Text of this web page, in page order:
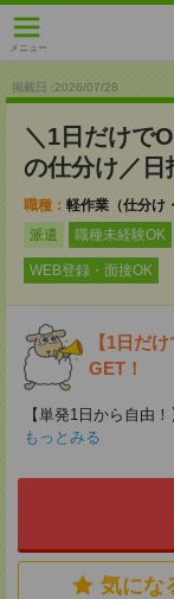
メニュー
掲載日 :2026/07/28
＼1日だけで
の仕分け／日
職種： 軽作業（仕分け
派遣
職種未経験OK
WEB登録・面接OK
【1日だ
GET！
【単発1日から自由
もっとみる
気にな